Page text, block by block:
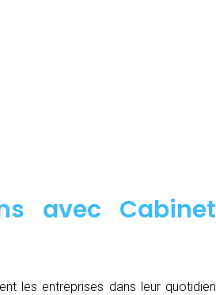
avec Cabinet
les entreprises dans leur quotidien